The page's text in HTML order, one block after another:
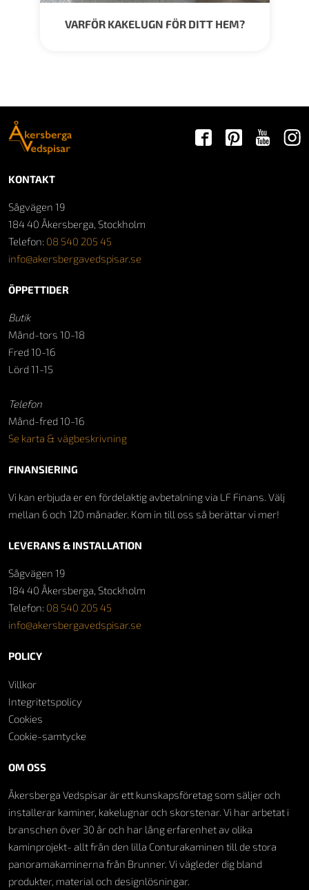
VARFÖR KAKELUGN FÖR DITT HEM?
OM OSS
Åkersberga Vedspisar är ett kunskapsföretag som säljer och
installerar kaminer, kakelugnar och skorstenar. Vi har arbetat i
branschen över 30 år och har lång erfarenhet av olika
kaminprojekt- allt från den lilla Conturakaminen till de stora
panoramakaminerna från Brunner. Vi vägleder dig bland
produkter, material och designlösningar.
KONTAKT
Sågvägen 19
184 40 Åkersberga, Stockholm
Telefon: 08 540 205 45
info@akersbergavedspisar.se
ÖPPETTIDER
Butik
Månd-tors 10-18
Fred 10-16
Lörd 11-15
Telefon
Månd-fred 10-16
Se karta & vägbeskrivning
FINANSIERING
Vi kan erbjuda er en fördelaktig avbetalning via LF Finans. Välj
mellan 6 och 120 månader. Kom in till oss så berättar vi mer!
LEVERANS & INSTALLATION
Sågvägen 19
184 40 Åkersberga, Stockholm
Telefon: 08 540 205 45
info@akersbergavedspisar.se
POLICY
Villkor
Integritetspolicy
Cookies
Cookie-samtycke